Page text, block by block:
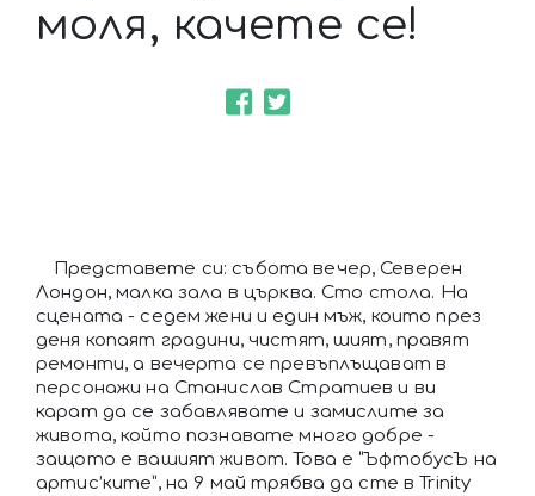
моля, качете се!
Представете си: събота вечер, Северен
Лондон, малка зала в църква. Сто стола. На
сцената - седем жени и един мъж, които през
деня копаят градини, чистят, шият, правят
ремонти, а вечерта се превъплъщават в
персонажи на Станислав Стратиев и ви
карат да се забавлявате и замислите за
живота, който познавате много добре -
защото е вашият живот. Това е “ЪфтобусЪ на
артис’ките”, на 9 май трябва да сте в Trinity